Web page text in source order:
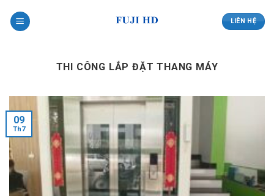
LIÊN HỆ
THI CÔNG LẮP ĐẶT THANG MÁY
09
Th7